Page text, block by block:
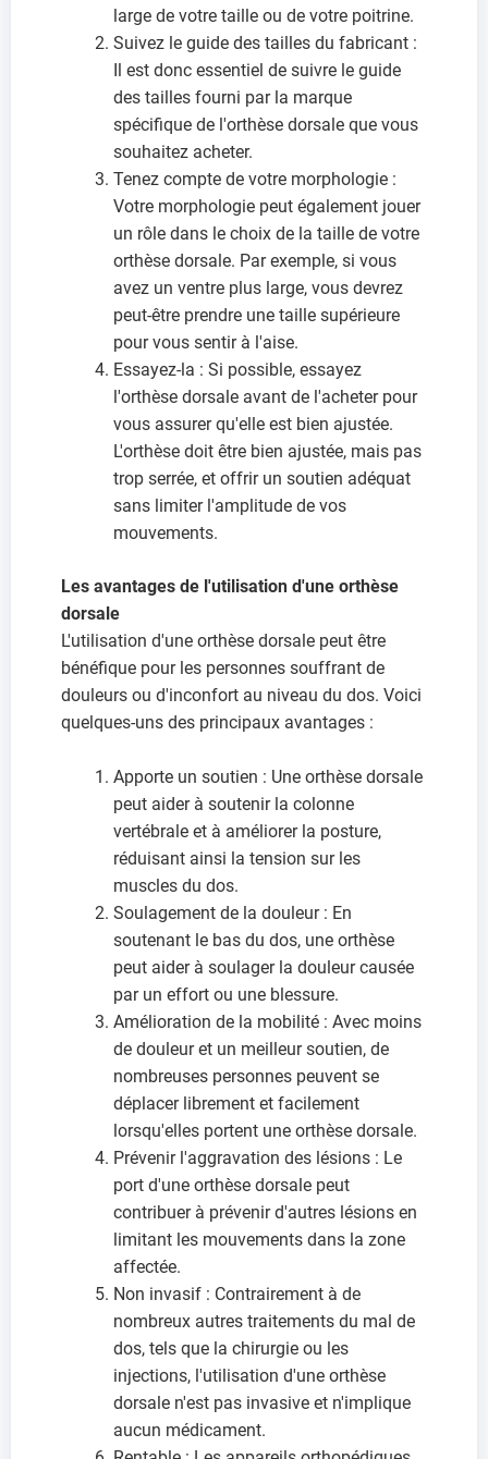
large de votre taille ou de votre poitrine.
Suivez le guide des tailles du fabricant :
Il est donc essentiel de suivre le guide
des tailles fourni par la marque
spécifique de l'orthèse dorsale que vous
souhaitez acheter.
Tenez compte de votre morphologie :
Votre morphologie peut également jouer
un rôle dans le choix de la taille de votre
orthèse dorsale. Par exemple, si vous
avez un ventre plus large, vous devrez
peut-être prendre une taille supérieure
pour vous sentir à l'aise.
Essayez-la : Si possible, essayez
l'orthèse dorsale avant de l'acheter pour
vous assurer qu'elle est bien ajustée.
L'orthèse doit être bien ajustée, mais pas
trop serrée, et offrir un soutien adéquat
sans limiter l'amplitude de vos
mouvements.
Les avantages de l'utilisation d'une orthèse
dorsale
L'utilisation d'une orthèse dorsale peut être
bénéfique pour les personnes souffrant de
douleurs ou d'inconfort au niveau du dos. Voici
quelques-uns des principaux avantages :
Apporte un soutien : Une orthèse dorsale
peut aider à soutenir la colonne
vertébrale et à améliorer la posture,
réduisant ainsi la tension sur les
muscles du dos.
Soulagement de la douleur : En
soutenant le bas du dos, une orthèse
peut aider à soulager la douleur causée
par un effort ou une blessure.
Amélioration de la mobilité : Avec moins
de douleur et un meilleur soutien, de
nombreuses personnes peuvent se
déplacer librement et facilement
lorsqu'elles portent une orthèse dorsale.
Prévenir l'aggravation des lésions : Le
port d'une orthèse dorsale peut
contribuer à prévenir d'autres lésions en
limitant les mouvements dans la zone
affectée.
Non invasif : Contrairement à de
nombreux autres traitements du mal de
dos, tels que la chirurgie ou les
injections, l'utilisation d'une orthèse
dorsale n'est pas invasive et n'implique
aucun médicament.